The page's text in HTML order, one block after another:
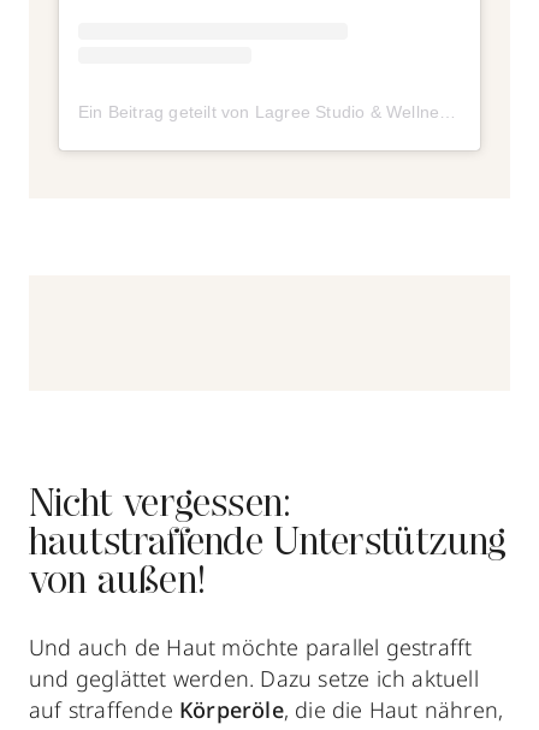
Ein Beitrag geteilt von Lagree Studio & Wellness Club (@palmsportingclub)
Nicht vergessen:
hautstraffende Unterstützung
von außen!
Und auch de Haut möchte parallel gestrafft
und geglättet werden. Dazu setze ich aktuell
auf straffende Körperöle, die die Haut nähren,